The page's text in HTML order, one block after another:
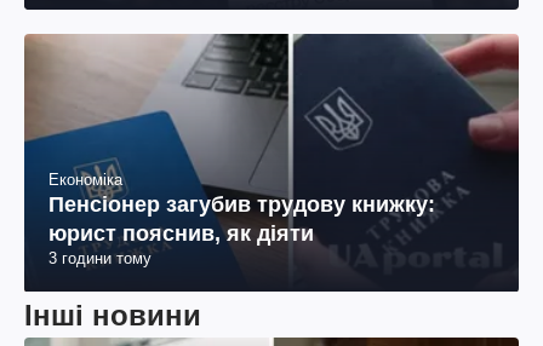
Економіка
Пенсіонер загубив трудову книжку:
юрист пояснив, як діяти
3 години тому
Інші новини